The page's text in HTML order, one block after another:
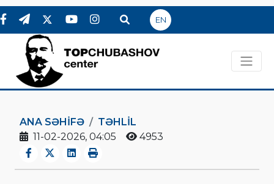
EN
ANA SƏHIFƏ
TƏHLİL
11-02-2026, 04:05
4953